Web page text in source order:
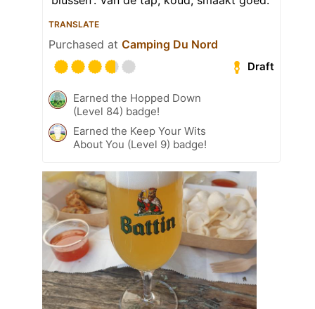
TRANSLATE
Purchased at Camping Du Nord
Draft
Earned the Hopped Down
(Level 84) badge!
Earned the Keep Your Wits
About You (Level 9) badge!